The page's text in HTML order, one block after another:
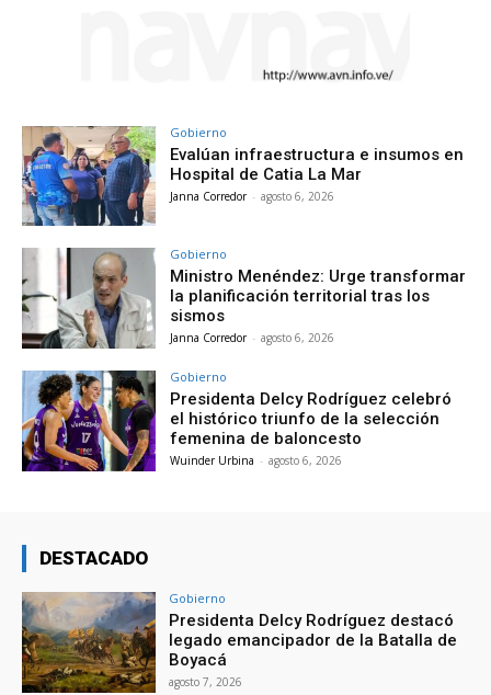
Gobierno
Evalúan infraestructura e insumos en
Hospital de Catia La Mar
Janna Corredor - agosto 6, 2026
Gobierno
Ministro Menéndez: Urge transformar
la planificación territorial tras los
sismos
Janna Corredor - agosto 6, 2026
Gobierno
Presidenta Delcy Rodríguez celebró
el histórico triunfo de la selección
femenina de baloncesto
Wuinder Urbina - agosto 6, 2026
DESTACADO
Gobierno
Presidenta Delcy Rodríguez destacó
legado emancipador de la Batalla de
Boyacá
agosto 7, 2026